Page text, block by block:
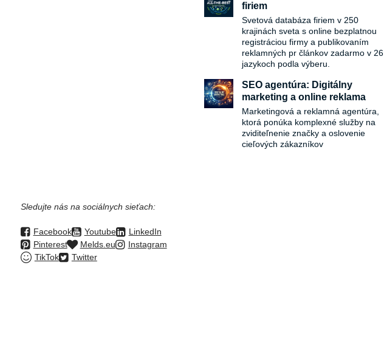
firiem
Svetová databáza firiem v 250
krajinách sveta s online bezplatnou
registráciou firmy a publikovaním
reklamných pr článkov zadarmo v 26
jazykoch podla výberu.
SEO agentúra: Digitálny
marketing a online reklama
Marketingová a reklamná agentúra,
ktorá ponúka komplexné služby na
zviditeľnenie značky a oslovenie
cieľových zákazníkov
Sledujte nás na sociálnych sieťach:
Facebook Youtube
LinkedIn
Pinterest
Melds.eu
Instagram
TikTok
Twitter